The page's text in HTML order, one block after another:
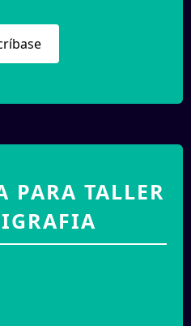
TALLER